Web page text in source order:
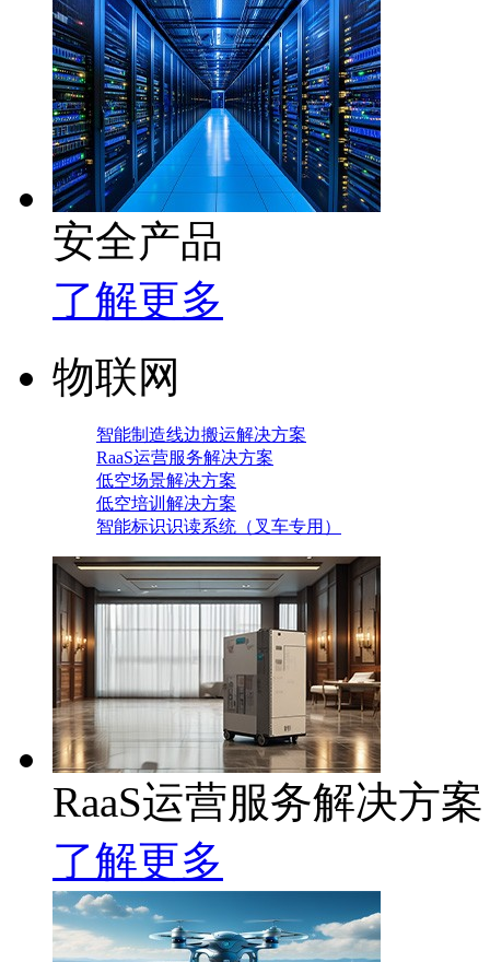
安全产品
了解更多
物联网
智能制造线边搬运解决方案
RaaS运营服务解决方案
低空场景解决方案
低空培训解决方案
智能标识识读系统（叉车专用）
RaaS运营服务解决方案
了解更多